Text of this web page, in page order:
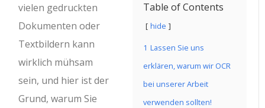
Table of Contents
hide
1 Lassen Sie uns
erklären, warum wir OCR
bei unserer Arbeit
verwenden sollten!
vielen gedruckten
Dokumenten oder
Textbildern kann
wirklich mühsam
sein, und hier ist der
Grund, warum Sie